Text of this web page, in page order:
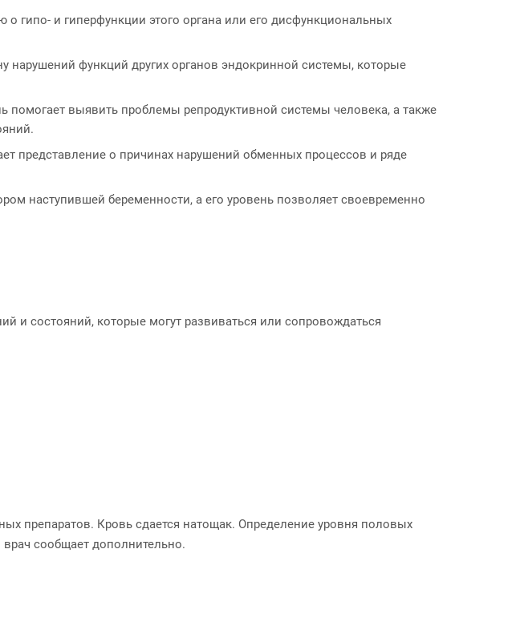
и гиперфункции этого органа или его дисфункциональных
функций других органов эндокринной системы, которые
выявить проблемы репродуктивной системы человека, а также
представление о причинах нарушений обменных процессов и ряде
наступившей беременности, а его уровень позволяет своевременно
и состояний, которые могут развиваться или сопровождаться
препаратов. Кровь сдается натощак. Определение уровня половых
сообщает дополнительно.